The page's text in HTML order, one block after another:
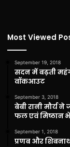
Most Viewed
September 19, 2018
सदन में बढ़ती
वॉकआउट
September 3, 2018
बेबी रानी मौर्य
फल एवं मिष्ठान
September 1, 2018
प्रणब और